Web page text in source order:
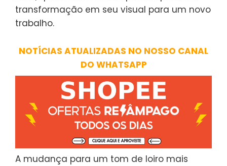
transformação em seu visual para um novo
trabalho.
NOTÍCIAS ATUALIZADAS NO NOSSO CANAL
DO WHATSAPP
A mudança para um tom de loiro mais